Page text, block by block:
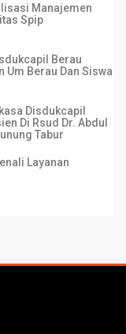
Manajemen
Spip
Berau
Um Berau Dan Siswa
Disdukcapil
Di Rsud Dr. Abdul
Tabur
Layanan